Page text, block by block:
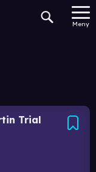
Meny
Trial